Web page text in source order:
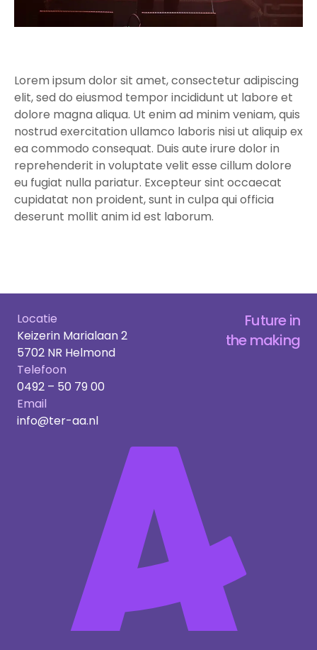
Lorem ipsum dolor sit amet, consectetur adipiscing
elit, sed do eiusmod tempor incididunt ut labore et
dolore magna aliqua. Ut enim ad minim veniam, quis
nostrud exercitation ullamco laboris nisi ut aliquip ex
ea commodo consequat. Duis aute irure dolor in
reprehenderit in voluptate velit esse cillum dolore
eu fugiat nulla pariatur. Excepteur sint occaecat
cupidatat non proident, sunt in culpa qui officia
deserunt mollit anim id est laborum.
Locatie
Keizerin Marialaan 2
5702 NR Helmond
Telefoon
0492 – 50 79 00
Email
info@ter-aa.nl
Future in
the making